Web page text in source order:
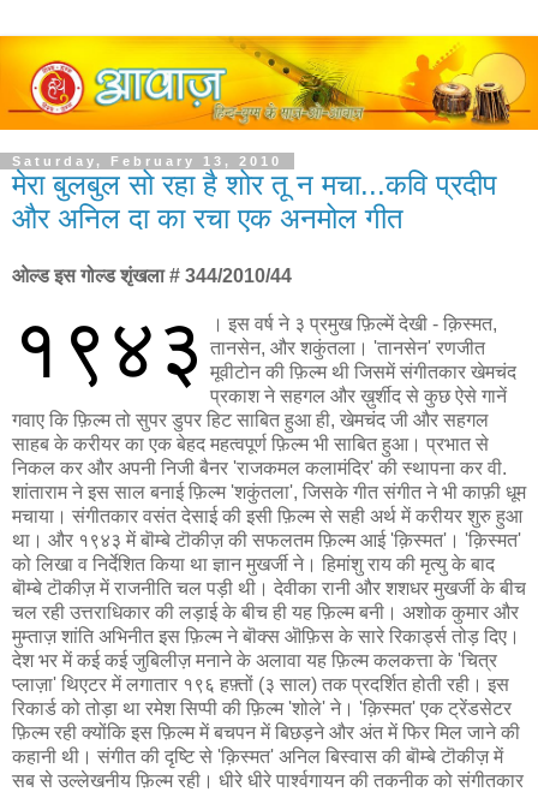
Saturday, February 13, 2010
मेरा बुलबुल सो रहा है शोर तू न मचा...कवि प्रदीप
और अनिल दा का रचा एक अनमोल गीत
ओल्ड इस गोल्ड शृंखला # 344/2010/44
१९४३
। इस वर्ष ने ३ प्रमुख फ़िल्में देखी - क़िस्मत,
तानसेन, और शकुंतला। 'तानसेन' रणजीत
मूवीटोन की फ़िल्म थी जिसमें संगीतकार खेमचंद
प्रकाश ने सहगल और ख़ुर्शीद से कुछ ऐसे गानें
गवाए कि फ़िल्म तो सुपर डुपर हिट साबित हुआ ही, खेमचंद जी और सहगल
साहब के करीयर का एक बेहद महत्वपूर्ण फ़िल्म भी साबित हुआ। प्रभात से
निकल कर और अपनी निजी बैनर 'राजकमल कलामंदिर' की स्थापना कर वी.
शांताराम ने इस साल बनाई फ़िल्म 'शकुंतला', जिसके गीत संगीत ने भी काफ़ी धूम
मचाया। संगीतकार वसंत देसाई की इसी फ़िल्म से सही अर्थ में करीयर शुरु हुआ
था। और १९४३ में बॊम्बे टॊकीज़ की सफलतम फ़िल्म आई 'क़िस्मत'। 'क़िस्मत'
को लिखा व निर्देशित किया था ज्ञान मुखर्जी ने। हिमांशु राय की मृत्यु के बाद
बॊम्बे टॊकीज़ में राजनीति चल पड़ी थी। देवीका रानी और शशधर मुखर्जी के बीच
चल रही उत्तराधिकार की लड़ाई के बीच ही यह फ़िल्म बनी। अशोक कुमार और
मुम्ताज़ शांति अभिनीत इस फ़िल्म ने बॊक्स ऒफ़िस के सारे रिकार्ड्स तोड़ दिए।
देश भर में कई कई जुबिलीज़ मनाने के अलावा यह फ़िल्म कलकत्ता के 'चित्र
प्लाज़ा' थिएटर में लगातार १९६ हफ़्तों (३ साल) तक प्रदर्शित होती रही। इस
रिकार्ड को तोड़ा था रमेश सिप्पी की फ़िल्म 'शोले' ने। 'क़िस्मत' एक ट्रेंडसेटर
फ़िल्म रही क्योंकि इस फ़िल्म में बचपन में बिछड़ने और अंत में फिर मिल जाने की
कहानी थी। संगीत की दृष्टि से 'क़िस्मत' अनिल बिस्वास की बॊम्बे टॊकीज़ में
सब से उल्लेखनीय फ़िल्म रही। धीरे धीरे पार्श्वगायन की तकनीक को संगीतकार